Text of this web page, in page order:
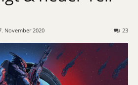
November 2020 23